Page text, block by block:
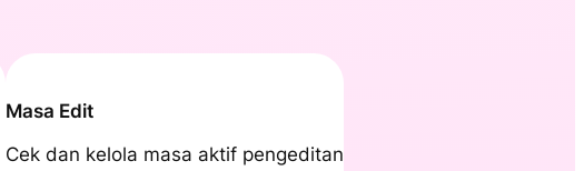
Masa Edit
Cek dan kelola masa aktif pengeditan